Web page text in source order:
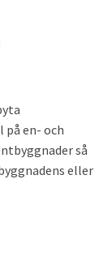
en- och
så
eller